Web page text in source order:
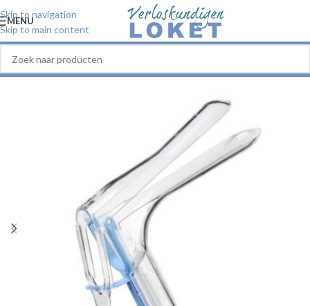
Skip to navigation
Skip to main content
MENU